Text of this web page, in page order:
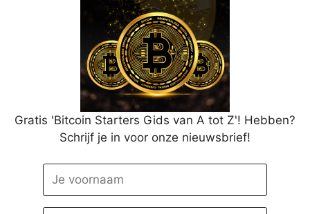
Gratis 'Bitcoin Starters Gids van A tot Z'! Hebben?
Schrijf je in voor onze nieuwsbrief!